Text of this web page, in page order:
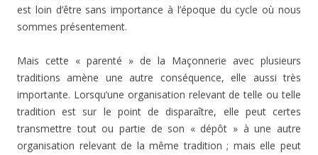
est loin d’être sans importance à l’époque du cycle où nous
sommes présentement.
Mais cette « parenté » de la Maçonnerie avec plusieurs
traditions amène une autre conséquence, elle aussi très
importante. Lorsqu’une organisation relevant de telle ou telle
tradition est sur le point de disparaître, elle peut certes
transmettre tout ou partie de son « dépôt » à une autre
organisation relevant de la même tradition ; mais elle peut